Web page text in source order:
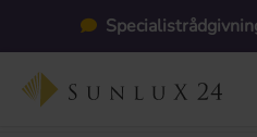
Hoppa till huvudinnehåll